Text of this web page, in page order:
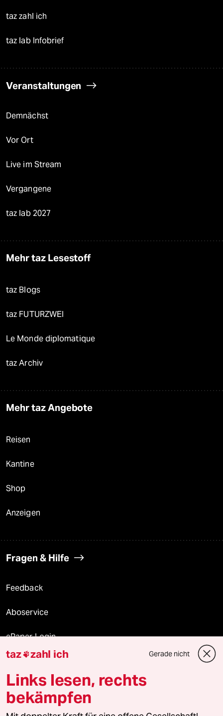
taz zahl ich
taz lab Infobrief
Veranstaltungen
Demnächst
Vor Ort
Live im Stream
Vergangene
taz lab 2027
Mehr taz Lesestoff
taz Blogs
taz FUTURZWEI
Le Monde diplomatique
taz Archiv
Mehr taz Angebote
Reisen
Kantine
Shop
Anzeigen
Fragen & Hilfe
Feedback
Aboservice
ePaper Login
Downloads für Abonnierende
© 2026 taz Verlags und Vertriebs GmbH
taz zahl ich Gerade nicht
Links lesen, rechts
bekämpfen